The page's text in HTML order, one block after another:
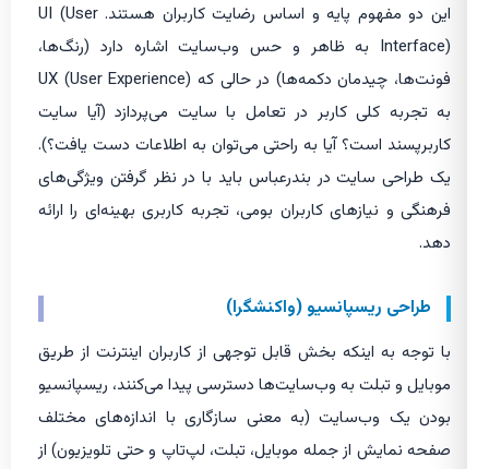
این دو مفهوم پایه و اساس رضایت کاربران هستند. UI (User
Interface) به ظاهر و حس وب‌سایت اشاره دارد (رنگ‌ها،
فونت‌ها، چیدمان دکمه‌ها) در حالی که UX (User Experience)
به تجربه کلی کاربر در تعامل با سایت می‌پردازد (آیا سایت
کاربرپسند است؟ آیا به راحتی می‌توان به اطلاعات دست یافت؟).
یک طراحی سایت در بندرعباس باید با در نظر گرفتن ویژگی‌های
فرهنگی و نیازهای کاربران بومی، تجربه کاربری بهینه‌ای را ارائه
دهد.
طراحی ریسپانسیو (واکنشگرا)
با توجه به اینکه بخش قابل توجهی از کاربران اینترنت از طریق
موبایل و تبلت به وب‌سایت‌ها دسترسی پیدا می‌کنند، ریسپانسیو
بودن یک وب‌سایت (به معنی سازگاری با اندازه‌های مختلف
صفحه نمایش از جمله موبایل، تبلت، لپ‌تاپ و حتی تلویزیون) از